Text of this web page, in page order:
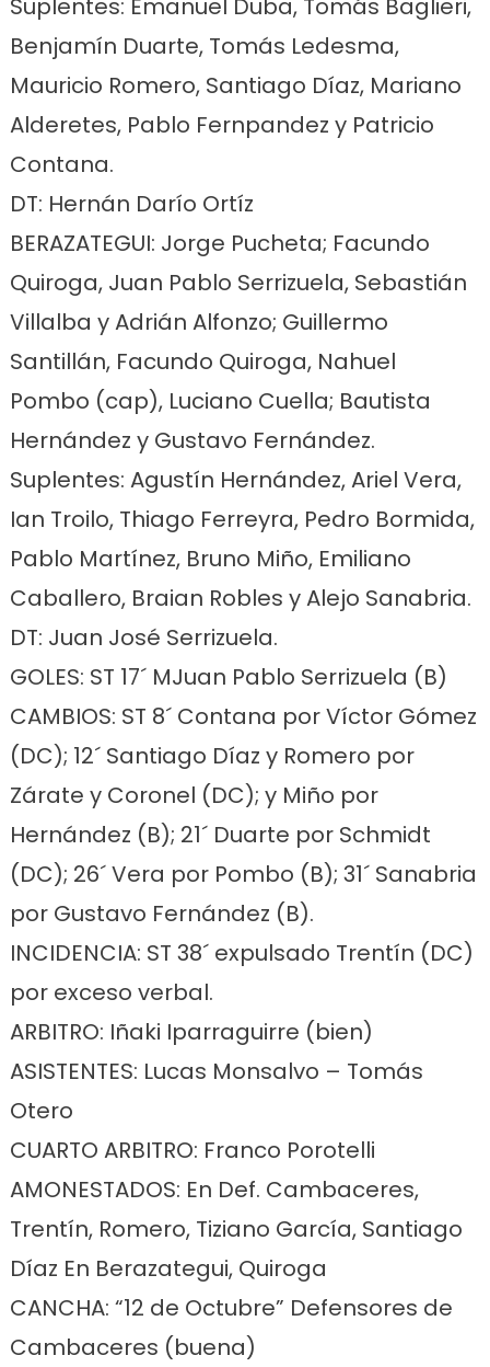
Suplentes: Emanuel Duba, Tomás Baglieri,
Benjamín Duarte, Tomás Ledesma,
Mauricio Romero, Santiago Díaz, Mariano
Alderetes, Pablo Fernpandez y Patricio
Contana.
DT: Hernán Darío Ortíz
BERAZATEGUI: Jorge Pucheta; Facundo
Quiroga, Juan Pablo Serrizuela, Sebastián
Villalba y Adrián Alfonzo; Guillermo
Santillán, Facundo Quiroga, Nahuel
Pombo (cap), Luciano Cuella; Bautista
Hernández y Gustavo Fernández.
Suplentes: Agustín Hernández, Ariel Vera,
Ian Troilo, Thiago Ferreyra, Pedro Bormida,
Pablo Martínez, Bruno Miño, Emiliano
Caballero, Braian Robles y Alejo Sanabria.
DT: Juan José Serrizuela.
GOLES: ST 17´ MJuan Pablo Serrizuela (B)
CAMBIOS: ST 8´ Contana por Víctor Gómez
(DC); 12´ Santiago Díaz y Romero por
Zárate y Coronel (DC); y Miño por
Hernández (B); 21´ Duarte por Schmidt
(DC); 26´ Vera por Pombo (B); 31´ Sanabria
por Gustavo Fernández (B).
INCIDENCIA: ST 38´ expulsado Trentín (DC)
por exceso verbal.
ARBITRO: Iñaki Iparraguirre (bien)
ASISTENTES: Lucas Monsalvo – Tomás
Otero
CUARTO ARBITRO: Franco Porotelli
AMONESTADOS: En Def. Cambaceres,
Trentín, Romero, Tiziano García, Santiago
Díaz En Berazategui, Quiroga
CANCHA: “12 de Octubre” Defensores de
Cambaceres (buena)